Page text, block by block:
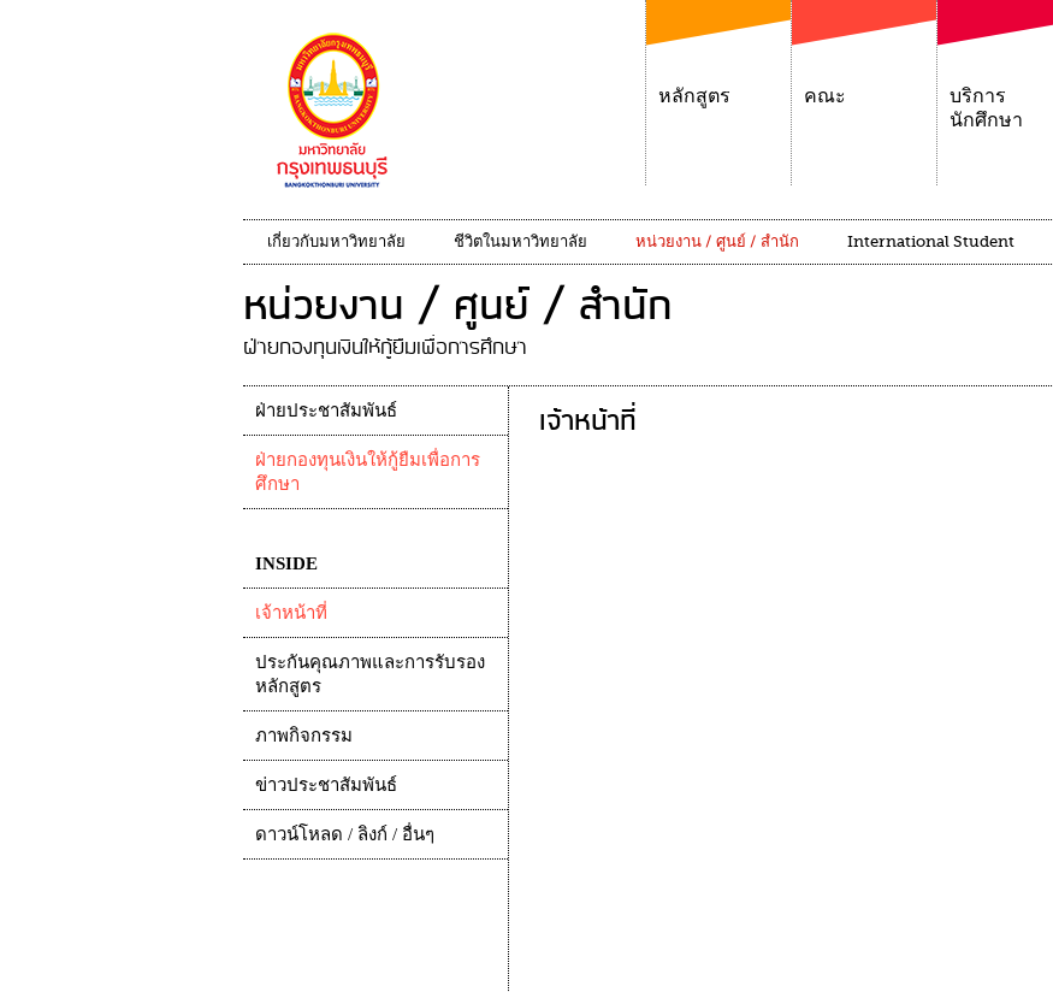
หลักสูตร คณะ
บริการ
นักศึกษา
เกี่ยวกับมหาวิทยาลัย ชีวิตในมหาวิทยาลัย หน่วยงาน / ศูนย์ / สำนัก International Student
หน่วยงาน / ศูนย์ / สำนัก
ฝ่ายกองทุนเงินให้กู้ยืมเพื่อการศึกษา
เจ้าหน้าที่
ฝ่ายประชาสัมพันธ์
ฝ่ายกองทุนเงินให้กู้ยืมเพื่อการ
ศึกษา
INSIDE
เจ้าหน้าที่
ประกันคุณภาพและการรับรอง
หลักสูตร
ภาพกิจกรรม
ข่าวประชาสัมพันธ์
ดาวน์โหลด / ลิงก์ / อื่นๆ